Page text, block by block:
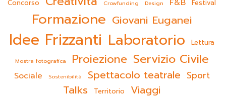
Concorso Crowfunding Design F&B Festival
Formazione Giovani Euganei
Idee Frizzanti Laboratorio Lettura
Mostra fotografica Proiezione Servizio Civile
Sociale Sostenibilità Spettacolo teatrale Sport
Talks Territorio Viaggi